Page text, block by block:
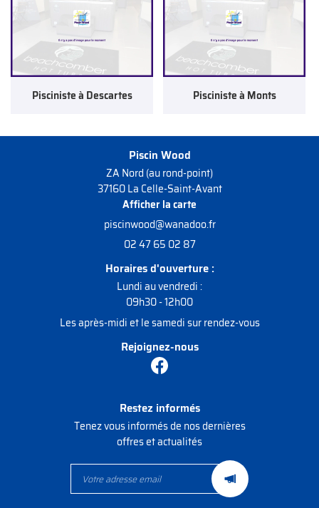
Pisciniste à Descartes Pisciniste à Monts
Piscin Wood
ZA Nord (au rond-point)
37160 La Celle-Saint-Avant
Afficher la carte
02 47 65 02 87
Horaires d'ouverture :
Lundi au vendredi :
09h30 - 12h00
Les après-midi et le samedi sur rendez-vous
Rejoignez-nous
Restez informés
Tenez vous informés de nos dernières
offres et actualités